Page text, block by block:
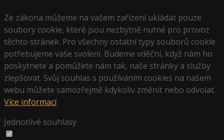
Ze zákona můžeme na vašem zařízení ukládat pouze
soubory cookie, které jsou nezbytně nutné pro provoz
těchto stránek. Pro všechny ostatní typy souborů cookie
potřebujeme vaše svolení. Budeme vděční, když nám ho
poskytnete a pomůžete nám tak, naše stránky a služby
zlepšovat. Svůj souhlas s používáním cookies na našem
webu můžete samozřejmě kdykoliv změnit nebo odvolat.
Více informací
Jednotlivé souhlasy